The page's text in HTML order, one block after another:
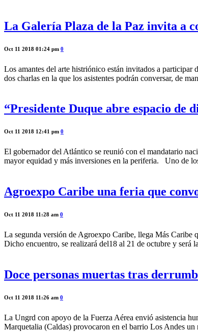
La Galería Plaza de la Paz invita a
Oct 11 2018 01:24 pm 0
Los amantes del arte histriónico están invitados a participar
dos charlas en la que los asistentes podrán conversar, de
“Presidente Duque abre espacio de
Oct 11 2018 12:41 pm 0
El gobernador del Atlántico se reunió con el mandatario
mayor equidad y más inversiones en la periferia. Uno de
Agroexpo Caribe una feria que
Oct 11 2018 11:28 am 0
La segunda versión de Agroexpo Caribe, llega Más Caribe
Dicho encuentro, se realizará del18 al 21 de octubre y será
Doce personas muertas tras
Oct 11 2018 11:26 am 0
La Ungrd con apoyo de la Fuerza Aérea envió asistencia
Marquetalia (Caldas) provocaron en el barrio Los Andes